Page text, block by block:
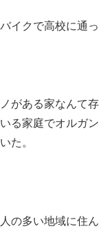
イクで高校に通っ
がある家なんて存
る家庭でオルガン
た。
の多い地域に住ん